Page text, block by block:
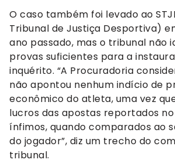
O caso também foi levado ao
Tribunal de Justiça Desportiva)
ano passado, mas o tribunal não
provas suficientes para a
inquérito. “A Procuradoria
não apontou nenhum indício de
econômico do atleta, uma vez
lucros das apostas reportados
ínfimos, quando comparados ao
do jogador”, diz um trecho do
tribunal.